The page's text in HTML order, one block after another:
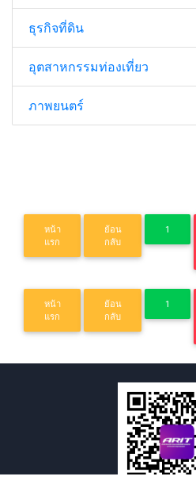
ธุรกิจที่ดิน
อุตสาหกรรมท่องเที่ยว
ภาพยนตร์
หน้า
แรก
ย้อน
กลับ
1
หน้า
แรก
ย้อน
กลับ
1